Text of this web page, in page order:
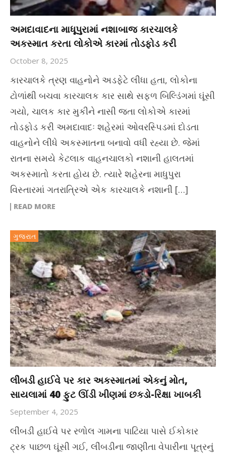
અમદાવાદના માધૂપુરામાં નશાબાજ કારચાલકે
અકસ્માત કરતા લોકોએ કારમાં તોડફોડ કરી
October 8, 2025
કારચાલકે ત્રણ વાહનોને અડફેટે લીધા હતા, લોકોના
ટોળાંથી બચવા કારચાલક કાર સાથે સફળ બિલ્ડિંગમાં ઘૂંસી
ગયો, ચાલક કાર મુકીને નાસી જતા લોકોએ કારમાં
તોડફોડ કરી અમદાવાદઃ શહેરમાં ઓવરસ્પિડમાં દોડતા
વાહનોને લીધે અકસ્માતના બનાવો વધી રહ્યા છે. જેમાં
રાતના સમયે કેટલાક વાહનચાલકો નશાની હાલતમાં
અકસ્માતો કરતા હોય છે. ત્યારે શહેરના માધુપુરા
વિસ્તારમાં ગતરાત્રિએ એક કારચાલકે નશાની […]
READ MORE
ગુજરાત
લીંબડી હાઈવે પર કાર અકસ્માતમાં એકનું મોત,
સાયલામાં 40 ફુટ ઊંડી ખીણમાં છકડો-રિક્ષા ખાબકી
September 4, 2025
લીંબડી હાઈવે પર રળોલ ગામના પાટિયા પાસે ઈકોકાર
ટ્રક પાછળ ઘૂંસી ગઈ, લીંબડીના જાણીતા વેપારીના પૂત્રનું